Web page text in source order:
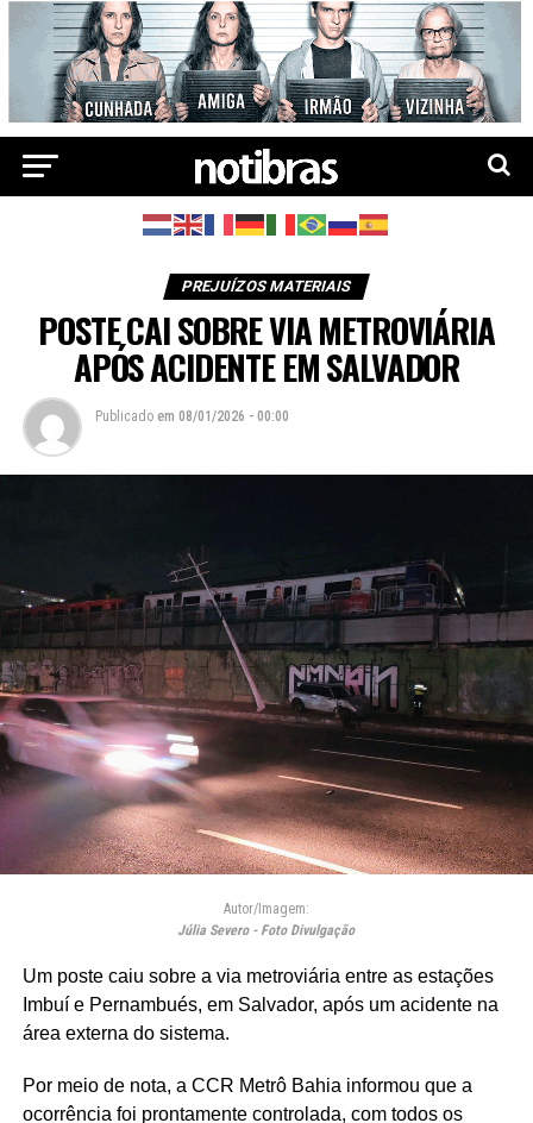
PREJUÍZOS MATERIAIS
POSTE CAI SOBRE VIA METROVIÁRIA
APÓS ACIDENTE EM SALVADOR
Publicado em 08/01/2026 - 00:00
Autor/Imagem:
Júlia Severo - Foto Divulgação
Um poste caiu sobre a via metroviária entre as estações
Imbuí e Pernambués, em Salvador, após um acidente na
área externa do sistema.
Por meio de nota, a CCR Metrô Bahia informou que a
ocorrência foi prontamente controlada, com todos os